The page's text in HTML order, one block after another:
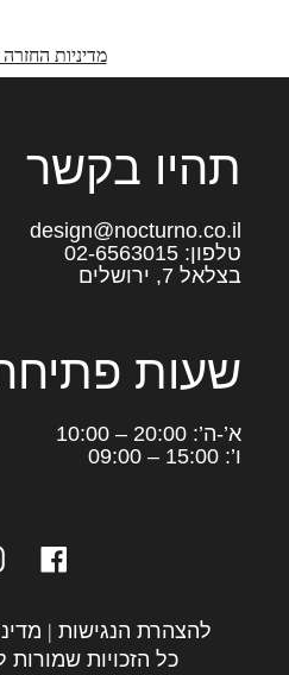
מדיניות
שעות
א’-ה’: 20:00 – 10:00
ו’: 15:00 – 09:00
תהיו בקשר
design@nocturno.co.il
טלפון: 02-6563015
בצלאל 7, ירושלים
להצהרת הנגישות |
כל הזכויות שמורות